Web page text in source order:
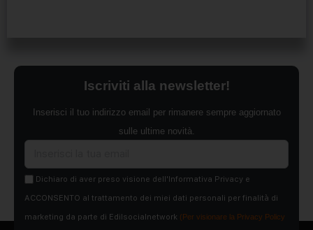
Iscriviti alla newsletter!
Inserisci il tuo indirizzo email per rimanere sempre aggiornato
sulle ultime novità.
Dichiaro di aver preso visione dell'Informativa Privacy e
ACCONSENTO al trattamento dei miei dati personali per finalità di
marketing da parte di Edilsocialnetwork (Per visionare la Privacy Policy